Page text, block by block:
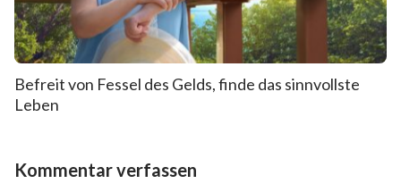
Befreit von Fessel des Gelds, finde das sinnvollste
Leben
Kommentar verfassen